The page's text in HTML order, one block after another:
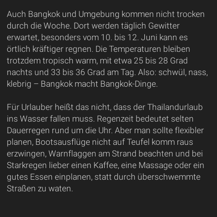
Auch Bangkok und Umgebung kommen nicht trocken
durch die Woche. Dort werden täglich Gewitter
erwartet, besonders vom 10. bis 12. Juni kann es
örtlich kräftiger regnen. Die Temperaturen bleiben
trotzdem tropisch warm, mit etwa 25 bis 28 Grad
nachts und 33 bis 36 Grad am Tag. Also: schwül, nass,
klebrig – Bangkok macht Bangkok-Dinge.
Für Urlauber heißt das nicht, dass der Thailandurlaub
ins Wasser fallen muss. Regenzeit bedeutet selten
Dauerregen rund um die Uhr. Aber man sollte flexibler
planen, Bootsausflüge nicht auf Teufel komm raus
erzwingen, Warnflaggen am Strand beachten und bei
Starkregen lieber einen Kaffee, eine Massage oder ein
gutes Essen einplanen, statt durch überschwemmte
Straßen zu waten.